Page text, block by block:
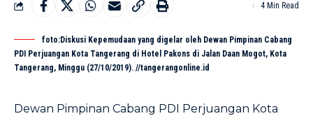
4 Min Read
foto:Diskusi Kepemudaan yang digelar oleh Dewan Pimpinan Cabang
PDI Perjuangan Kota Tangerang di Hotel Pakons di Jalan Daan Mogot, Kota
Tangerang, Minggu (27/10/2019). //tangerangonline.id
Dewan Pimpinan Cabang PDI Perjuangan Kota